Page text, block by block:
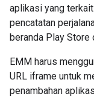
aplikasi yang
pencatatan
beranda Play Store
EMM harus
URL iframe untuk
penambahan